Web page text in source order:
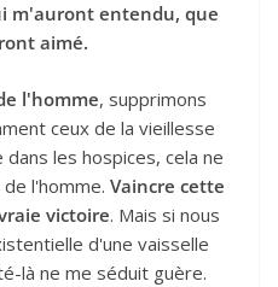
m'auront entendu, que
aimé.
l'homme, supprimons
ceux de la vieillesse
les hospices, cela ne
l'homme. Vaincre cette
victoire. Mais si nous
d'une vaisselle
là ne me séduit guère.